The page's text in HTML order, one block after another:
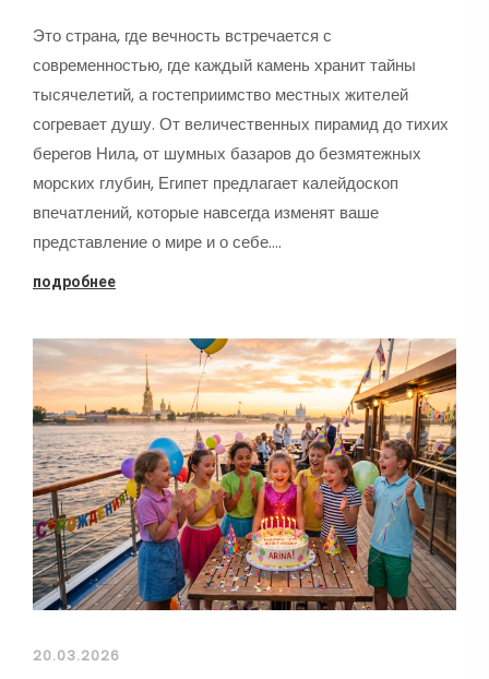
Это страна, где вечность встречается с
современностью, где каждый камень хранит тайны
тысячелетий, а гостеприимство местных жителей
согревает душу. От величественных пирамид до тихих
берегов Нила, от шумных базаров до безмятежных
морских глубин, Египет предлагает калейдоскоп
впечатлений, которые навсегда изменят ваше
представление о мире и о себе.…
подробнее
20.03.2026